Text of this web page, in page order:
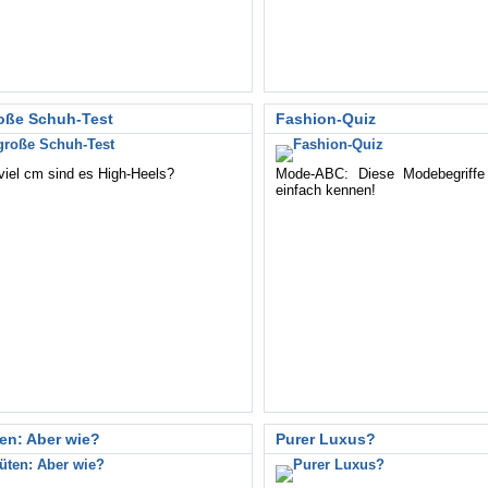
Schuh-Test
cm sind es High-Heels?
Fashion-Quiz
Mode-ABC: Diese
einfach kennen!
Aber wie? Purer Luxus?